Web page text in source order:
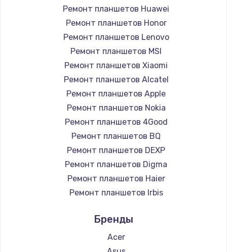
1320 руб.
Заказать
Чистка от пыли
990 руб.
Заказать
Замена жесткого диска
875 руб.
Заказать
Установка драйверов
875 руб.
Замена вебкамеры
1490 руб.
Ремонт планшетов Huawei
Ремонт планшетов Honor
Ремонт планшетов Lenovo
Ремонт планшетов MSI
Ремонт планшетов Xiaomi
Ремонт планшетов Alcatel
Ремонт планшетов Apple
Ремонт планшетов Nokia
Ремонт планшетов 4Good
Ремонт планшетов BQ
Ремонт планшетов DEXP
Ремонт планшетов Digma
Ремонт планшетов Haier
Ремонт планшетов Irbis
Ремонт планшетов Microsoft
Ремонт планшетов BlackView
Ремонт планшетов Amazon
Бренды
Acer